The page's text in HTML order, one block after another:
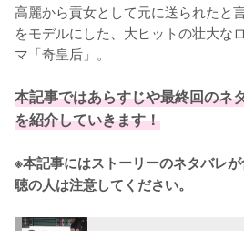
高麗から貢女として元に送られたと
をモデルにした、大ヒットの壮大な
マ「奇皇后」。
本記事ではあらすじや最終回のネ
を紹介していきます！
※本記事にはストーリーのネタバレ
聴の人は注意してください。